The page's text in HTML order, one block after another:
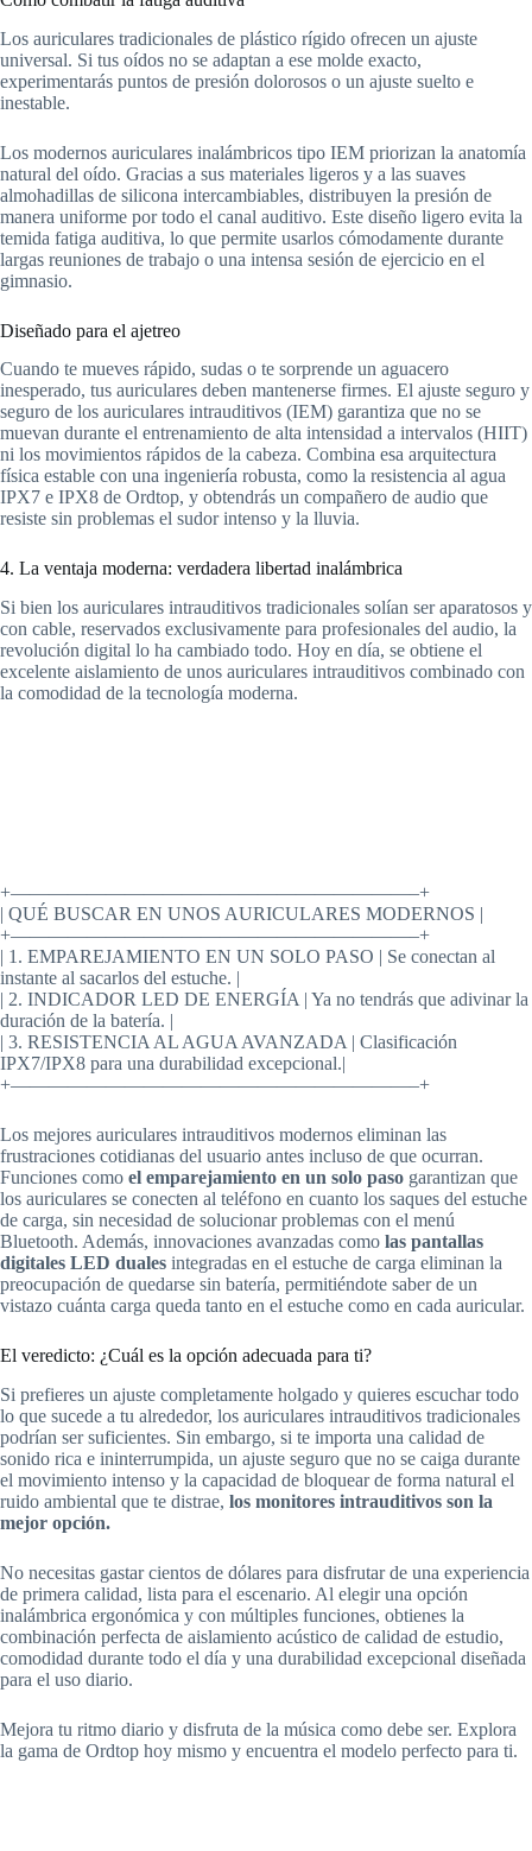
Los auriculares tradicionales de plástico rígido ofrecen un ajuste
universal. Si tus oídos no se adaptan a ese molde exacto,
experimentarás puntos de presión dolorosos o un ajuste suelto e
inestable.
Los modernos auriculares inalámbricos tipo IEM priorizan la anatomía
natural del oído. Gracias a sus materiales ligeros y a las suaves
almohadillas de silicona intercambiables, distribuyen la presión de
manera uniforme por todo el canal auditivo. Este diseño ligero evita la
temida fatiga auditiva, lo que permite usarlos cómodamente durante
largas reuniones de trabajo o una intensa sesión de ejercicio en el
gimnasio.
Diseñado para el ajetreo
Cuando te mueves rápido, sudas o te sorprende un aguacero
inesperado, tus auriculares deben mantenerse firmes. El ajuste seguro y
seguro de los auriculares intrauditivos (IEM) garantiza que no se
muevan durante el entrenamiento de alta intensidad a intervalos (HIIT)
ni los movimientos rápidos de la cabeza. Combina esa arquitectura
física estable con una ingeniería robusta, como la resistencia al agua
IPX7 e IPX8 de Ordtop, y obtendrás un compañero de audio que
resiste sin problemas el sudor intenso y la lluvia.
4. La ventaja moderna: verdadera libertad inalámbrica
Si bien los auriculares intrauditivos tradicionales solían ser aparatosos y
con cable, reservados exclusivamente para profesionales del audio, la
revolución digital lo ha cambiado todo. Hoy en día, se obtiene el
excelente aislamiento de unos auriculares intrauditivos combinado con
la comodidad de la tecnología moderna.
+—————————————————————–+
| QUÉ BUSCAR EN UNOS AURICULARES MODERNOS |
+—————————————————————–+
| 1. EMPAREJAMIENTO EN UN SOLO PASO | Se conectan al
instante al sacarlos del estuche. |
| 2. INDICADOR LED DE ENERGÍA | Ya no tendrás que adivinar la
duración de la batería. |
| 3. RESISTENCIA AL AGUA AVANZADA | Clasificación
IPX7/IPX8 para una durabilidad excepcional.|
+—————————————————————–+
Los mejores auriculares intrauditivos modernos eliminan las
frustraciones cotidianas del usuario antes incluso de que ocurran.
Funciones como el emparejamiento en un solo paso garantizan que
los auriculares se conecten al teléfono en cuanto los saques del estuche
de carga, sin necesidad de solucionar problemas con el menú
Bluetooth. Además, innovaciones avanzadas como las pantallas
digitales LED duales integradas en el estuche de carga eliminan la
preocupación de quedarse sin batería, permitiéndote saber de un
vistazo cuánta carga queda tanto en el estuche como en cada auricular.
El veredicto: ¿Cuál es la opción adecuada para ti?
Si prefieres un ajuste completamente holgado y quieres escuchar todo
lo que sucede a tu alrededor, los auriculares intrauditivos tradicionales
podrían ser suficientes. Sin embargo, si te importa una calidad de
sonido rica e ininterrumpida, un ajuste seguro que no se caiga durante
el movimiento intenso y la capacidad de bloquear de forma natural el
ruido ambiental que te distrae, los monitores intrauditivos son la
mejor opción.
No necesitas gastar cientos de dólares para disfrutar de una experiencia
de primera calidad, lista para el escenario. Al elegir una opción
inalámbrica ergonómica y con múltiples funciones, obtienes la
combinación perfecta de aislamiento acústico de calidad de estudio,
comodidad durante todo el día y una durabilidad excepcional diseñada
para el uso diario.
Mejora tu ritmo diario y disfruta de la música como debe ser. Explora
la gama de Ordtop hoy mismo y encuentra el modelo perfecto para ti.